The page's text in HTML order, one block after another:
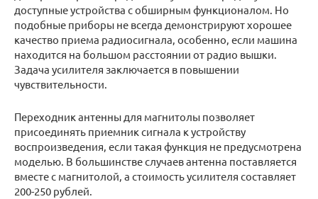
доступные устройства с обширным функционалом. Но
подобные приборы не всегда демонстрируют хорошее
качество приема радиосигнала, особенно, если машина
находится на большом расстоянии от радио вышки.
Задача усилителя заключается в повышении
чувствительности.
Переходник антенны для магнитолы позволяет
присоединять приемник сигнала к устройству
воспроизведения, если такая функция не предусмотрена
моделью. В большинстве случаев антенна поставляется
вместе с магнитолой, а стоимость усилителя составляет
200-250 рублей.